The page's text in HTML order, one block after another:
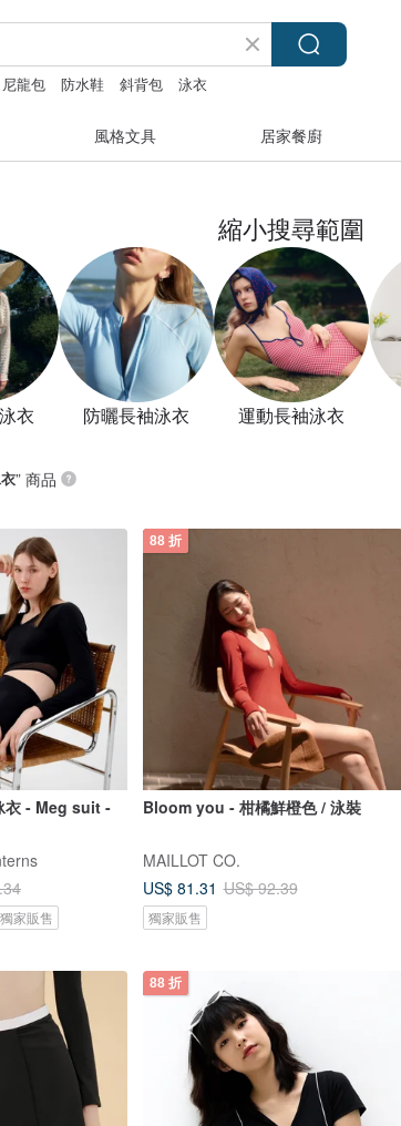
尼龍包 防水鞋 斜背包 泳衣
風格文具 居家餐廚
縮小搜尋範圍
衣 防曬長袖泳衣 運動長袖泳衣
” 商品
衣 - Meg suit -
獨家販售
88 折
Bloom you - 柑橘鮮橙色 / 泳裝
MAILLOT CO.
US$ 81.31 US$ 92.39
獨家販售
88 折